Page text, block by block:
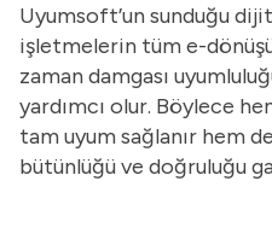
Uyumsoft’un sunduğu
işletmelerin tüm e-
zaman damgası
yardımcı olur. Böylece
tam uyum sağlanır hem
bütünlüğü ve doğruluğu